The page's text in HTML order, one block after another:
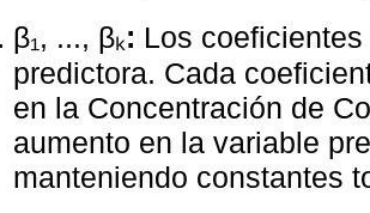
β₁, ..., βₖ: Los
predictora. Cada
en la Concentración de
aumento en la variable
manteniendo constantes